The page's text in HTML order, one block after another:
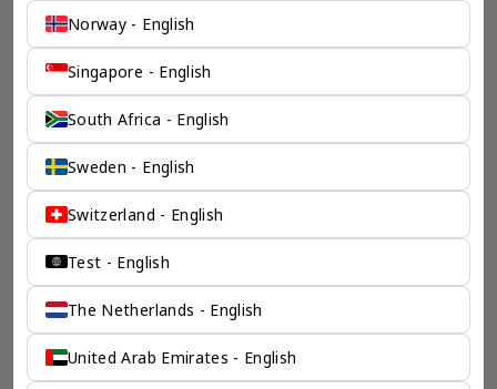
Norway - English
Singapore - English
South Africa - English
Sweden - English
Switzerland - English
Test - English
The Netherlands - English
United Arab Emirates - English